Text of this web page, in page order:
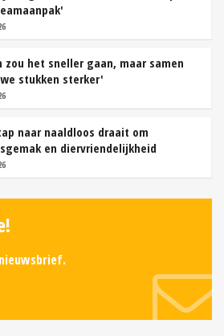
zou het sneller gaan, maar samen
stukken sterker'
naar naaldloos draait om
en diervriendelijkheid